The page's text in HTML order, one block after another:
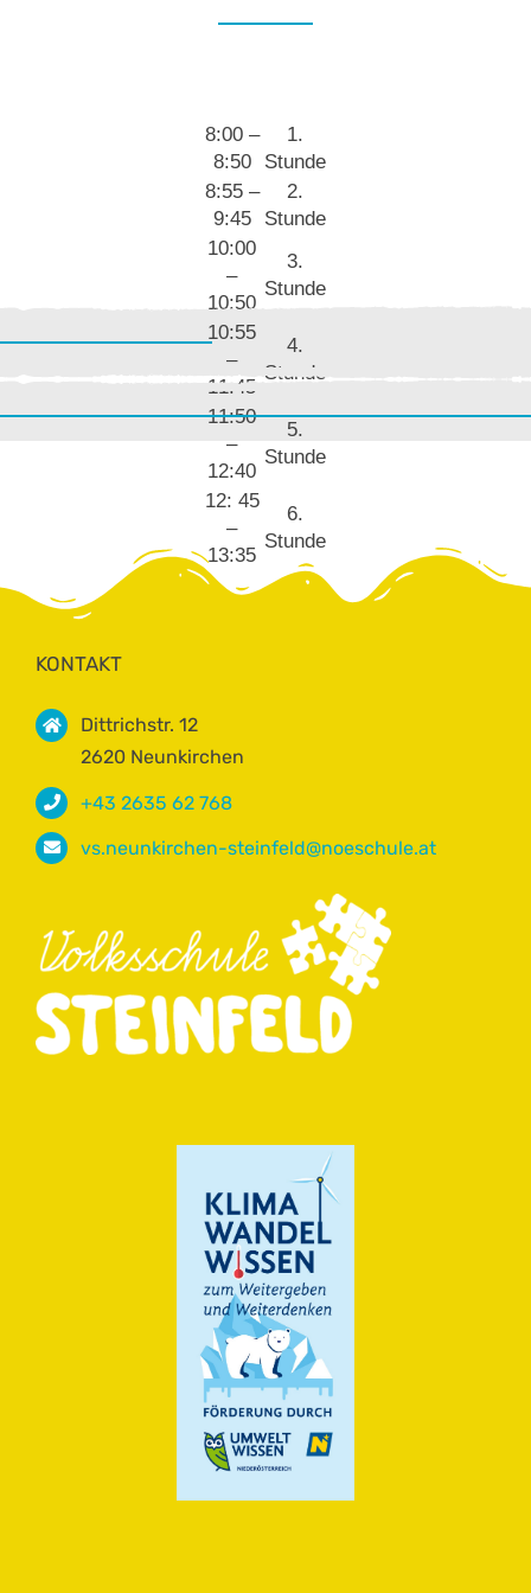
8:00 –
8:50
1.
Stunde
8:55 –
9:45
2.
Stunde
10:00
–
10:50
3.
Stunde
10:55
–
11:45
4.
Stunde
11:50
–
12:40
5.
Stunde
12: 45
–
13:35
6.
Stunde
KONTAKT
Dittrichstr. 12
2620 Neunkirchen
+43 2635 62 768
vs.neunkirchen-steinfeld@noeschule.at